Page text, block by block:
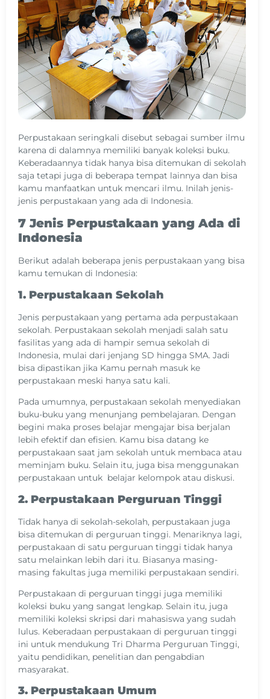
Perpustakaan seringkali disebut sebagai sumber ilmu
karena di dalamnya memiliki banyak koleksi buku.
Keberadaannya tidak hanya bisa ditemukan di sekolah
saja tetapi juga di beberapa tempat lainnya dan bisa
kamu manfaatkan untuk mencari ilmu. Inilah jenis-
jenis perpustakaan yang ada di Indonesia.
7 Jenis Perpustakaan yang Ada di
Indonesia
Berikut adalah beberapa jenis perpustakaan yang bisa
kamu temukan di Indonesia:
1. Perpustakaan Sekolah
Jenis perpustakaan yang pertama ada perpustakaan
sekolah. Perpustakaan sekolah menjadi salah satu
fasilitas yang ada di hampir semua sekolah di
Indonesia, mulai dari jenjang SD hingga SMA. Jadi
bisa dipastikan jika Kamu pernah masuk ke
perpustakaan meski hanya satu kali.
Pada umumnya, perpustakaan sekolah menyediakan
buku-buku yang menunjang pembelajaran. Dengan
begini maka proses belajar mengajar bisa berjalan
lebih efektif dan efisien. Kamu bisa datang ke
perpustakaan saat jam sekolah untuk membaca atau
meminjam buku. Selain itu, juga bisa menggunakan
perpustakaan untuk belajar kelompok atau diskusi.
2. Perpustakaan Perguruan Tinggi
Tidak hanya di sekolah-sekolah, perpustakaan juga
bisa ditemukan di perguruan tinggi. Menariknya lagi,
perpustakaan di satu perguruan tinggi tidak hanya
satu melainkan lebih dari itu. Biasanya masing-
masing fakultas juga memiliki perpustakaan sendiri.
Perpustakaan di perguruan tinggi juga memiliki
koleksi buku yang sangat lengkap. Selain itu, juga
memiliki koleksi skripsi dari mahasiswa yang sudah
lulus. Keberadaan perpustakaan di perguruan tinggi
ini untuk mendukung Tri Dharma Perguruan Tinggi,
yaitu pendidikan, penelitian dan pengabdian
masyarakat.
3. Perpustakaan Umum